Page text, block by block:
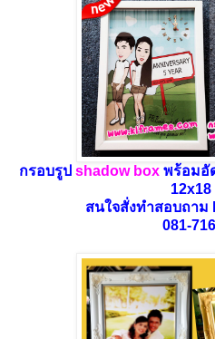
กรอบรูป shadow box พร้อมอั
12x18
สนใจสั่งทำสอบถาม
081-